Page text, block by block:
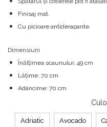
Finisaj mat.
Cu picioare antiderapante.
Dimensiuni
Înălțimea scaunului: 49 cm
Lățime: 70 cm
Adâncime: 70 cm
Adriatic Avocado